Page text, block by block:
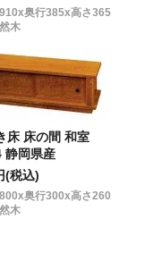
奥行385x高さ365
木
床 床の間 和室
静岡県産
(税込)
奥行300x高さ260
木